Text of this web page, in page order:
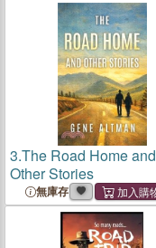
3.The Road Home and
Other Stories
無庫存